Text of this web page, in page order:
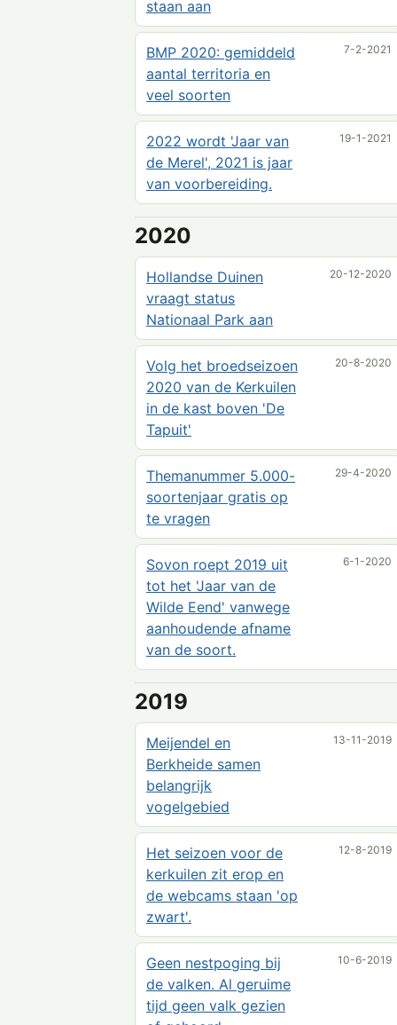
staan aan
BMP 2020: gemiddeld
aantal territoria en
veel soorten
7-2-2021
2022 wordt 'Jaar van
de Merel', 2021 is jaar
van voorbereiding.
19-1-2021
2020
Hollandse Duinen
vraagt status
Nationaal Park aan
20-12-2020
Volg het broedseizoen
2020 van de Kerkuilen
in de kast boven 'De
Tapuit'
20-8-2020
Themanummer 5.000-
soortenjaar gratis op
te vragen
29-4-2020
Sovon roept 2019 uit
tot het 'Jaar van de
Wilde Eend' vanwege
aanhoudende afname
van de soort.
6-1-2020
2019
Meijendel en
Berkheide samen
belangrijk
vogelgebied
13-11-2019
Het seizoen voor de
kerkuilen zit erop en
de webcams staan 'op
zwart'.
12-8-2019
Geen nestpoging bij
de valken. Al geruime
tijd geen valk gezien
10-6-2019